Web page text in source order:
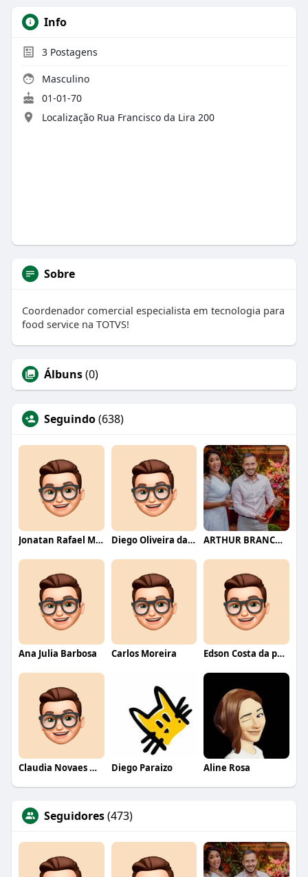
Info
3Postagens
Masculino
01-01-70
Localização Rua Francisco da Lira 200
Sobre
Coordenador comercial especialista em tecnologia para
food service na TOTVS!
Álbuns(0)
Seguindo(638)
Jonatan Rafael Mello Diego Oliveira da Motta ARTHUR BRANCO FERNANDES
Ana Julia Barbosa Carlos Moreira Edson Costa da paixão
Claudia Novaes Novaes Diego Paraizo Aline Rosa
Seguidores(473)